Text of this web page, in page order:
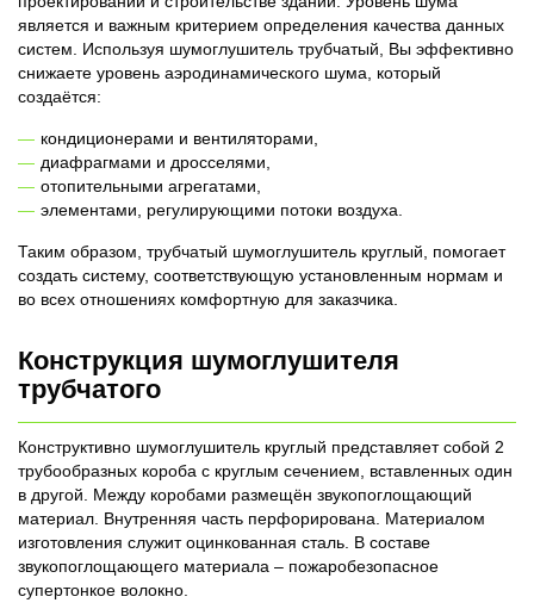
является и важным критерием определения качества данных
систем. Используя шумоглушитель трубчатый, Вы эффективно
снижаете уровень аэродинамического шума, который
создаётся:
кондиционерами и вентиляторами,
диафрагмами и дросселями,
отопительными агрегатами,
элементами, регулирующими потоки воздуха.
Таким образом, трубчатый шумоглушитель круглый, помогает
создать систему, соответствующую установленным нормам и
во всех отношениях комфортную для заказчика.
Конструкция шумоглушителя
трубчатого
Конструктивно шумоглушитель круглый представляет собой 2
трубообразных короба с круглым сечением, вставленных один
в другой. Между коробами размещён звукопоглощающий
материал. Внутренняя часть перфорирована. Материалом
изготовления служит оцинкованная сталь. В составе
звукопоглощающего материала – пожаробезопасное
супертонкое волокно.